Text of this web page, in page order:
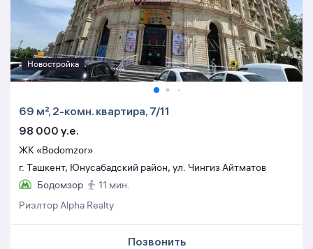
Новостройка
69 м², 2-комн. квартира, 7/11
98 000 y.e.
ЖК «Bodomzor»
г. Ташкент, Юнусабадский район, ул. Чингиз Айтматов
Бодомзор
11 мин.
Риэлтор Alpha Realty
Позвонить